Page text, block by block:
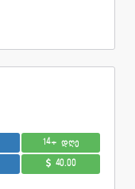
14+ დღე
40.00